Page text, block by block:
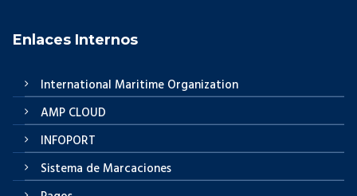
Enlaces Internos
International Maritime Organization
AMP CLOUD
INFOPORT
Sistema de Marcaciones